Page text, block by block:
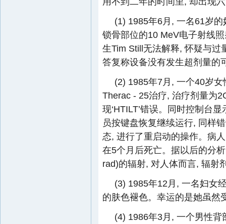
(1) 1985年6月, 一名61岁
锁骨部位的10 MeV电子射线
生Tim Still无法解释, 怀疑与过
答复称设备没有发生超剂量的
(2) 1985年7月, 一个40岁
Therac - 25治疗, 治疗剂量为
现‘HTILT’错误。同时控制台
员按键盘恢复继续运行, 同样
态, 进行了重启动的操作。病
在5个月后死亡。据以后的分
rad)的辐射, 对人体而言, 辐射
(3) 1985年12月, 一名妇女
的肤色褪色。幸运的是她虽然
(4) 1986年3月, 一个男性